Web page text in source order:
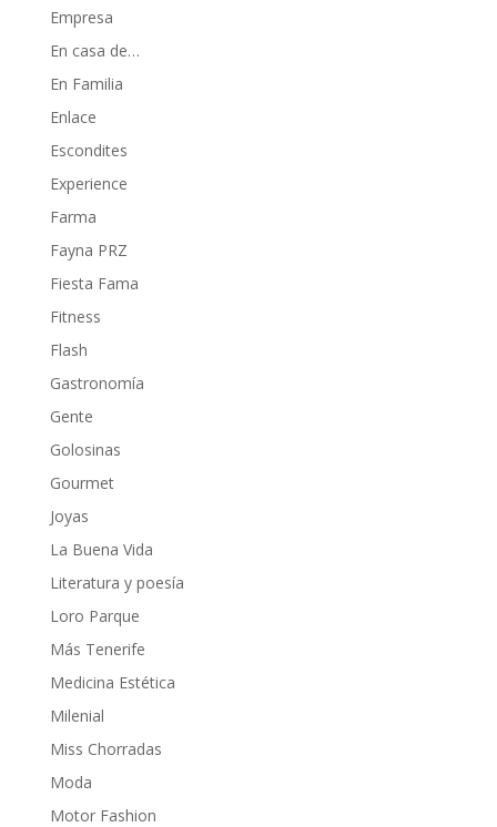
Empresa
En casa de…
En Familia
Enlace
Escondites
Experience
Farma
Fayna PRZ
Fiesta Fama
Fitness
Flash
Gastronomía
Gente
Golosinas
Gourmet
Joyas
La Buena Vida
Literatura y poesía
Loro Parque
Más Tenerife
Medicina Estética
Milenial
Miss Chorradas
Moda
Motor Fashion